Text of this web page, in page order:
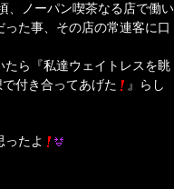
ノーパン喫茶なる店で働い
た事、その店の常連客に口
たら『私達ウェイトレスを眺
付き合ってあげた
』らし
たよ